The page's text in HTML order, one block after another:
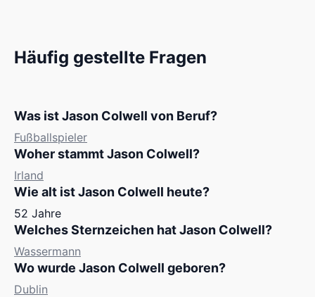
Häufig gestellte Fragen
Was ist Jason Colwell von Beruf?
Fußballspieler
Woher stammt Jason Colwell?
Irland
Wie alt ist Jason Colwell heute?
52 Jahre
Welches Sternzeichen hat Jason Colwell?
Wassermann
Wo wurde Jason Colwell geboren?
Dublin